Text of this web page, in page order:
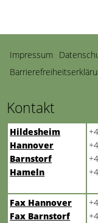
Navigation
überspringen
Impressum
Kontakt
Hildesheim
Hannover
Barnstorf
Hameln
Fax Hannover
Fax Barnstorf